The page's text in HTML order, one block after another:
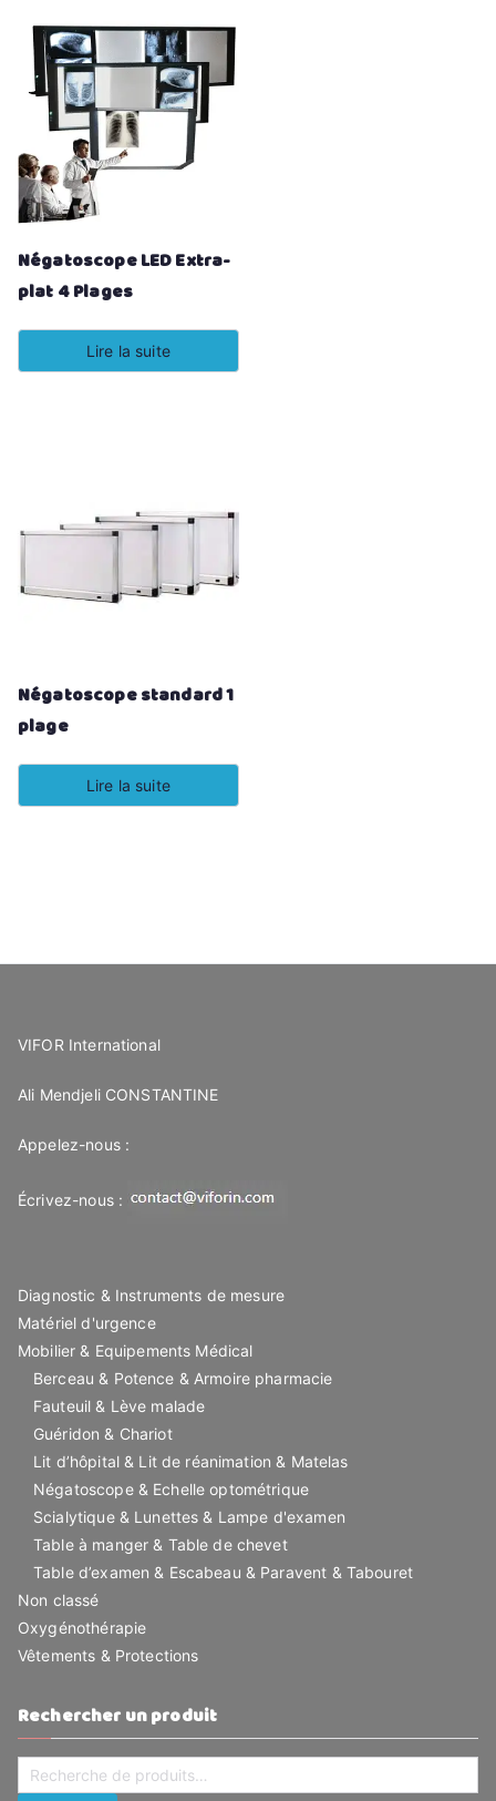
Négatoscope LED Extra-
plat 4 Plages
Lire la suite
Négatoscope standard 1
plage
Lire la suite
VIFOR International
Ali Mendjeli CONSTANTINE
Appelez-nous :
Écrivez-nous :
Diagnostic & Instruments de mesure
Matériel d'urgence
Mobilier & Equipements Médical
Berceau & Potence & Armoire pharmacie
Fauteuil & Lève malade
Guéridon & Chariot
Lit d’hôpital & Lit de réanimation & Matelas
Négatoscope & Echelle optométrique
Scialytique & Lunettes & Lampe d'examen
Table à manger & Table de chevet
Table d’examen & Escabeau & Paravent & Tabouret
Non classé
Oxygénothérapie
Vêtements & Protections
Rechercher un produit
Recherche